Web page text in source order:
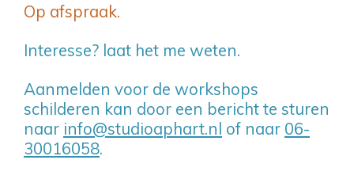
Op afspraak.
Interesse? laat het me weten.
Aanmelden voor de workshops
schilderen kan door een bericht te sturen
naar info@studioaphart.nl of naar 06-
30016058.